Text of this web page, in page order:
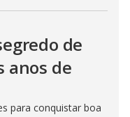
de
anos de
para conquistar boa